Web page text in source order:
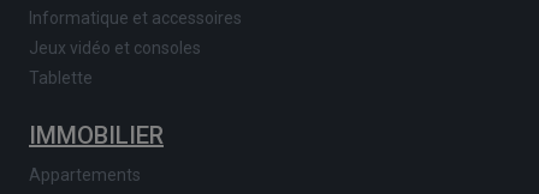
Informatique et accessoires
Jeux vidéo et consoles
Tablette
IMMOBILIER
Appartements